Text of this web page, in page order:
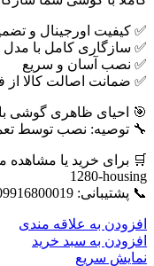
✅ کیفیت اورجینال و
✅ سازگاری کامل با مدل
✅ نصب آسان و سریع
✅ ضمانت اصالت کالا از
🎯 احیای ظاهری گوشی
🔧 توصیه: نصب توسط
1280-housing
📞 پشتیبانی: 09916800019
افزودن به علاقه مندی
افزودن به سبد خرید
نمایش سریع